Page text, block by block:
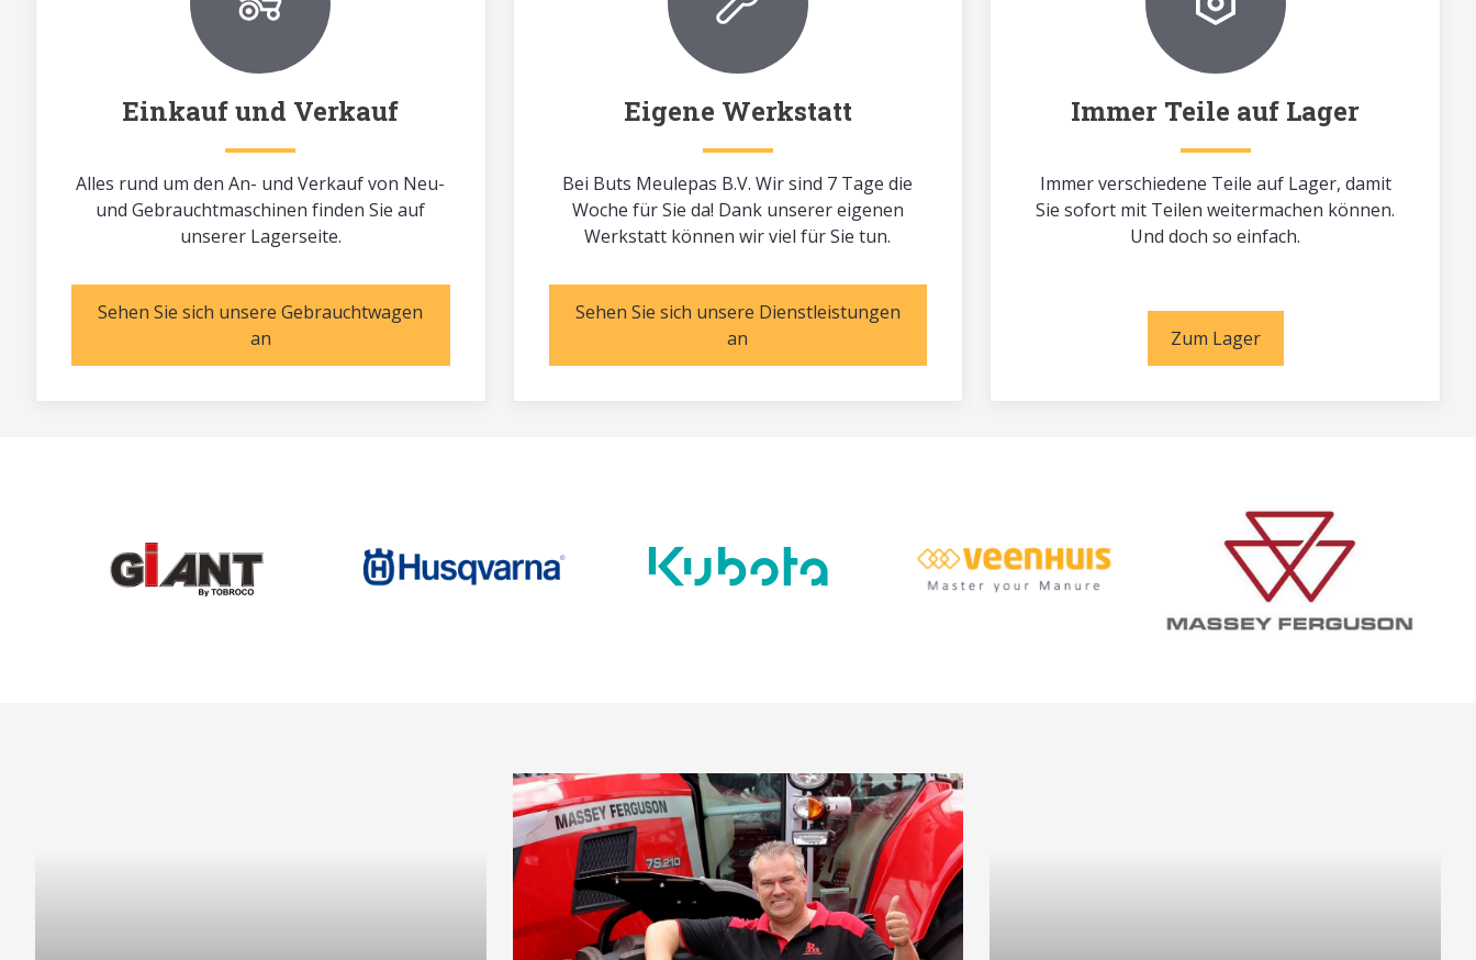
Einkauf und Verkauf
Alles rund um den An- und Verkauf von Neu-
und Gebrauchtmaschinen finden Sie auf
unserer Lagerseite.
Sehen Sie sich unsere Gebrauchtwagen
an
Eigene Werkstatt
Bei Buts Meulepas B.V. Wir sind 7 Tage die
Woche für Sie da! Dank unserer eigenen
Werkstatt können wir viel für Sie tun.
Sehen Sie sich unsere Dienstleistungen
an
Immer Teile auf Lager
Immer verschiedene Teile auf Lager, damit
Sie sofort mit Teilen weitermachen können.
Und doch so einfach.
Zum Lager